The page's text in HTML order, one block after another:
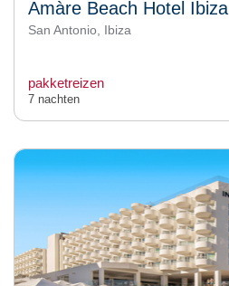
Amàre Beach Hotel Ibiza
San Antonio, Ibiza
pakketreizen
7 nachten